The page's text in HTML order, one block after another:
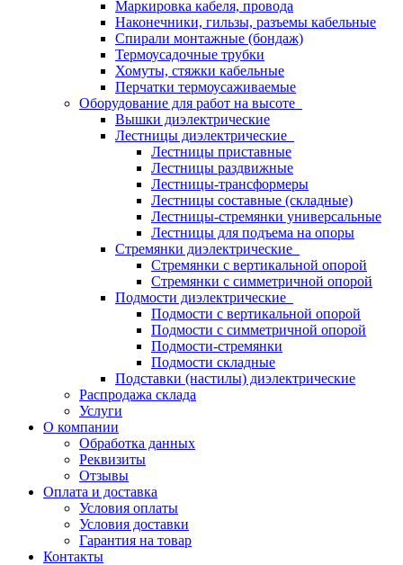
Маркировка кабеля, провода
Наконечники, гильзы, разъемы кабельные
Спирали монтажные (бондаж)
Термоусадочные трубки
Хомуты, стяжки кабельные
Перчатки термоусаживаемые
Оборудование для работ на высоте
Вышки диэлектрические
Лестницы диэлектрические
Лестницы приставные
Лестницы раздвижные
Лестницы-трансформеры
Лестницы составные (складные)
Лестницы-стремянки универсальные
Лестницы для подъема на опоры
Стремянки диэлектрические
Стремянки с вертикальной опорой
Стремянки с симметричной опорой
Подмости диэлектрические
Подмости с вертикальной опорой
Подмости с симметричной опорой
Подмости-стремянки
Подмости складные
Подставки (настилы) диэлектрические
Распродажа склада
Услуги
О компании
Обработка данных
Реквизиты
Отзывы
Оплата и доставка
Условия оплаты
Условия доставки
Гарантия на товар
Контакты